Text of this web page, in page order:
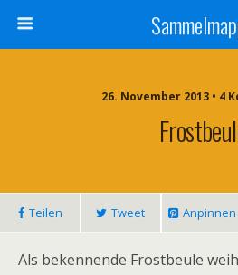
26. November 2013 • 4
Teilen Tweet Anpinnen
Als bekennende Frostbeule